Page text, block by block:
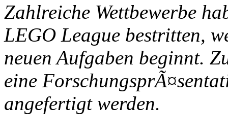
Zahlreiche Wettbewerbe
LEGO League bestritten,
neuen Aufgaben beginnt.
eine
angefertigt werden.